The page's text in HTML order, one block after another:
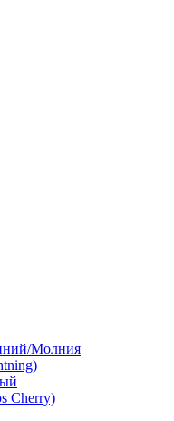
Молния
Cherry)